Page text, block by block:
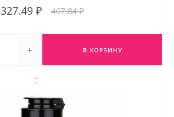
327.49 ₽ 467.84 ₽
+ В КОРЗИНУ